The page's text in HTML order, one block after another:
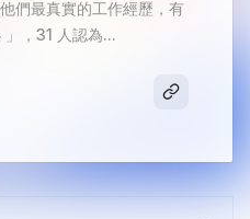
們最真實的工作經歷，有
，31 人認為...